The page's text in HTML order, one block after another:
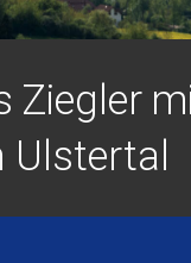
Ziegler
Ulstertal